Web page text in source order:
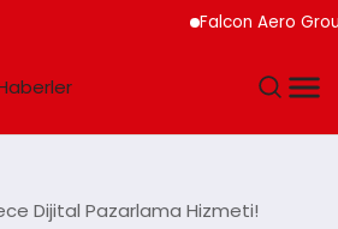
Falcon Aero
Dijital Pazarlama Hizmeti!